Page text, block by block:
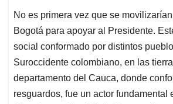
No es primera vez que se
Bogotá para apoyar al Presidente.
social conformado por distintos
Suroccidente colombiano, en las
departamento del Cauca, donde
resguardos, fue un actor fundamental